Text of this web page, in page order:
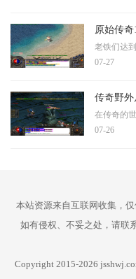
原始传奇
07-27
传奇野外
07-26
本站资源来自互联网收集，
如有侵权、不妥之处，请联
Copyright 2015-2026